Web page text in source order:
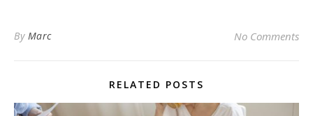
By Marc No Comments
RELATED POSTS